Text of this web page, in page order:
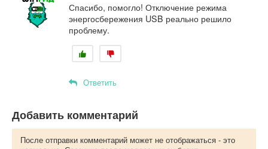
Спасибо, помогло! Отключение режима
энергосбережения USB реально решило
проблему.
Ответить
Добавить комментарий
После отправки комментарий может не отображаться - это